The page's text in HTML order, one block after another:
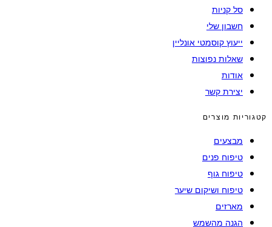
סל קניות
חשבון שלי
ייעוץ קוסמטי אונליין
שאלות נפוצות
אודות
יצירת קשר
קטגוריות מוצרים
מבצעים
טיפוח פנים
טיפוח גוף
טיפוח ושיקום שיער
מארזים
הגנה מהשמש